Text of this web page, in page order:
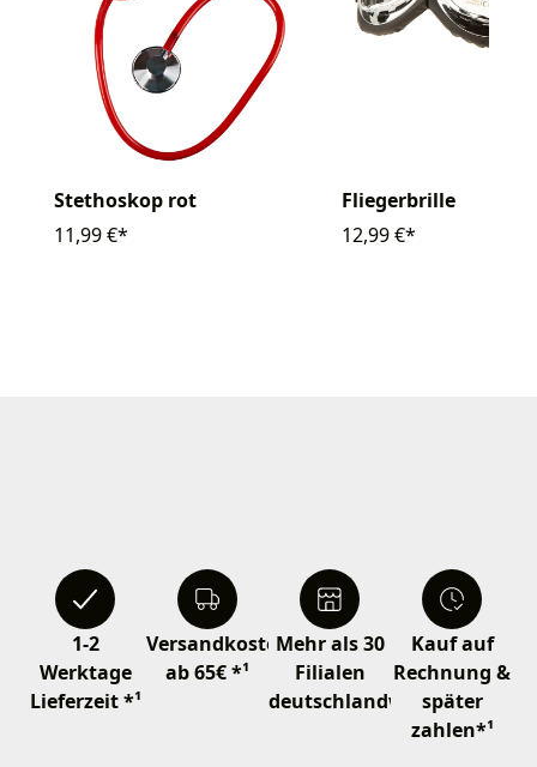
Stethoskop rot
11,99 €*
Fliegerbrille
12,99 €*
1-2
Werktage
Lieferzeit *¹
Versandkostenfrei
ab 65€ *¹
Mehr als 30
Filialen
deutschlandweit
Kauf auf
Rechnung &
später
zahlen*¹